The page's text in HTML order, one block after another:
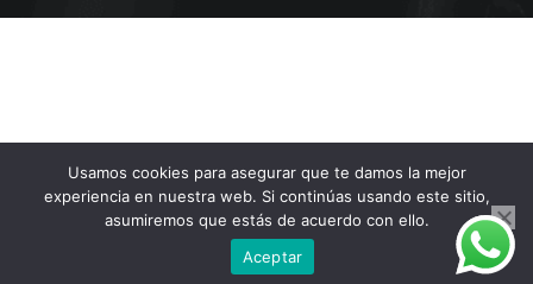
Usamos cookies para asegurar que te damos la mejor
experiencia en nuestra web. Si continúas usando este sitio,
asumiremos que estás de acuerdo con ello.
Aceptar